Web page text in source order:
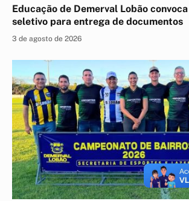
Educação de Demerval Lobão
seletivo para entrega de documentos
3 de agosto de 2026